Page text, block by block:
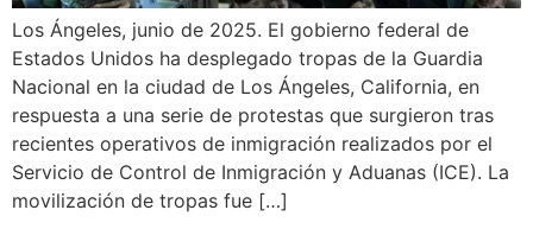
Los Ángeles, junio de 2025. El gobierno federal de
Estados Unidos ha desplegado tropas de la Guardia
Nacional en la ciudad de Los Ángeles, California, en
respuesta a una serie de protestas que surgieron tras
recientes operativos de inmigración realizados por el
Servicio de Control de Inmigración y Aduanas (ICE). La
movilización de tropas fue […]